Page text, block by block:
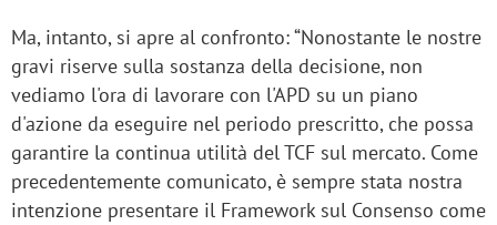
Ma, intanto, si apre al confronto: “Nonostante le nostre
gravi riserve sulla sostanza della decisione, non
vediamo l'ora di lavorare con l'APD su un piano
d'azione da eseguire nel periodo prescritto, che possa
garantire la continua utilità del TCF sul mercato. Come
precedentemente comunicato, è sempre stata nostra
intenzione presentare il Framework sul Consenso come